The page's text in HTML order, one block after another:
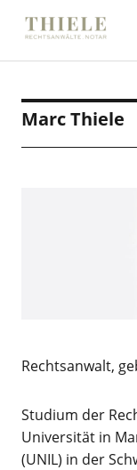
Thiele
Marc Thiele
Rechtsanwalt,
Studium der
Universität in
(UNIL) in der